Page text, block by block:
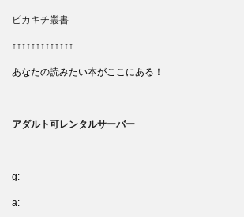
ピカキチ叢書
↑↑↑↑↑↑↑↑↑↑↑↑↑
あなたの読みたい本がここにある！
アダルト可レンタルサーバー
g:
a: